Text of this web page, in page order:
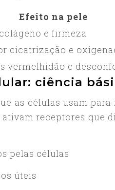
Efeito na pele
e firmeza
cicatrização e
vermelhidão e
ciência
as células usam
receptores que
pelas células
úteis